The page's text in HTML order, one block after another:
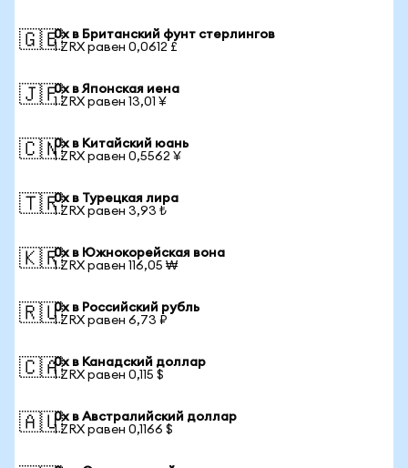
🇬🇧0x в Британский фунт стерлингов
1 ZRX равен 0,0612 £
🇯🇵0x в Японская иена
1 ZRX равен 13,01 ¥
🇨🇳0x в Китайский юань
1 ZRX равен 0,5562 ¥
🇹🇷0x в Турецкая лира
1 ZRX равен 3,93 ₺
🇰🇷0x в Южнокорейская вона
1 ZRX равен 116,05 ₩
🇷🇺0x в Российский рубль
1 ZRX равен 6,73 ₽
🇨🇦0x в Канадский доллар
1 ZRX равен 0,115 $
🇦🇺0x в Австралийский доллар
1 ZRX равен 0,1166 $